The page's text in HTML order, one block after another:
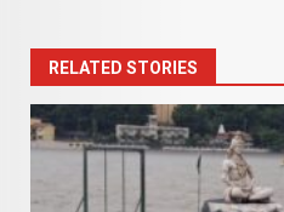
RELATED STORIES